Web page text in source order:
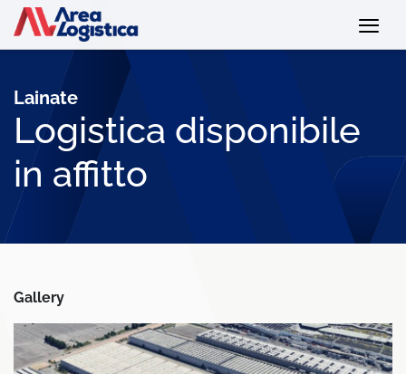
Lainate
Logistica disponibile
in affitto
Gallery